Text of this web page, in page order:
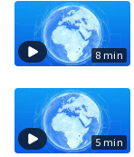
8 min
5 min